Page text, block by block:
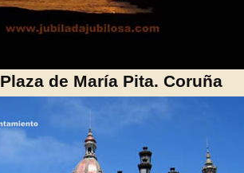
Plaza de María Pita. Coruña